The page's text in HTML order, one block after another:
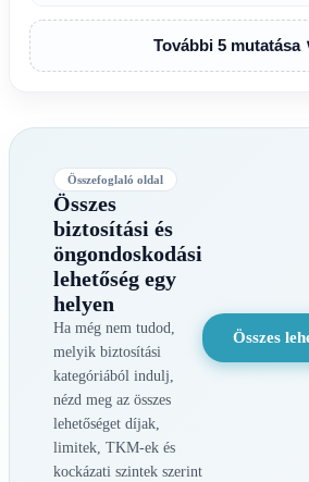
További 5 mutatása
Összefoglaló oldal
Összes
biztosítási és
öngondoskodási
lehetőség egy
helyen
Ha még nem tudod,
melyik biztosítási
kategóriából indulj,
nézd meg az összes
lehetőséget díjak,
limitek, TKM-ek és
kockázati szintek szerint
Összes